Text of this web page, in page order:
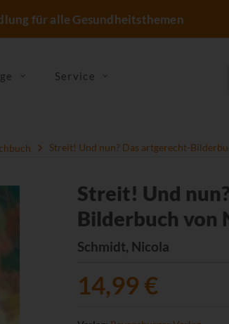
für alle Gesundheitsthemen
Service
Streit! Und nun? Das artgerecht-
Streit! Und
Bilderbuch von
Schmidt, Nicola
14,99 €